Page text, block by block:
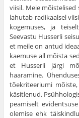
viisil. Meie mõistelised
lahutab radikaalsel
kogemuses, ja
Seevastu Husserli
et meile on antud
kaemuse all mõista
et Husserli järgi
haaramine.
tõekriteeriumi
käsitlenud.
peamiselt
olemise ehk